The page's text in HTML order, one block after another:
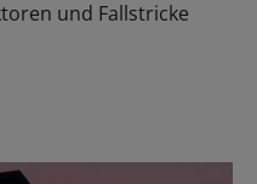
und Fallstricke